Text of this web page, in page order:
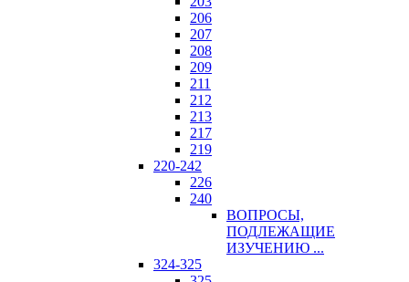
206
207
208
209
211
212
213
217
219
220-242
226
240
ВОПРОСЫ,
ПОДЛЕЖАЩИЕ
ИЗУЧЕНИЮ ...
324-325